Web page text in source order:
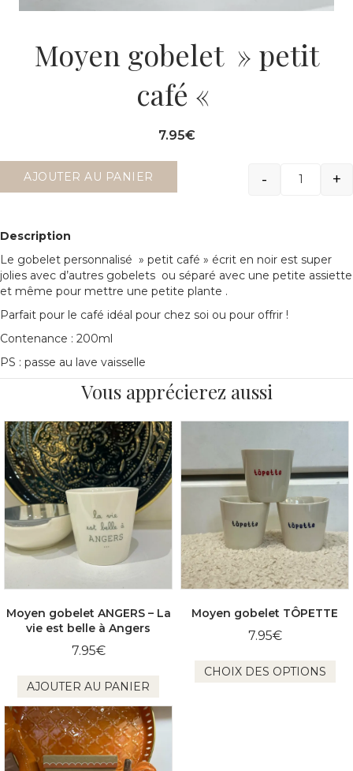
Moyen gobelet » petit
café «
7.95€
- +
AJOUTER AU PANIER
Description
Le gobelet personnalisé » petit café » écrit en noir est super
jolies avec d’autres gobelets ou séparé avec une petite assiette
et même pour mettre une petite plante .
Parfait pour le café idéal pour chez soi ou pour offrir !
Contenance : 200ml
PS : passe au lave vaisselle
Vous apprécierez aussi
Moyen gobelet ANGERS – La
vie est belle à Angers
7.95€
AJOUTER AU PANIER
Moyen gobelet TÔPETTE
7.95€
CHOIX DES OPTIONS